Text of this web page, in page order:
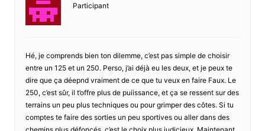
Participant
Hé, je comprends bien ton dilemme, c’est pas simple de choisir
entre un 125 et un 250. Perso, j’ai déjà eu les deux, et je peux te
dire que ça déepnd vraiment de ce que tu veux en faire Faux. Le
250, c’est sûr, il t’offre plus de puiissance, et ça se ressent sur des
terrains un peu plus techniques ou pour grimper des côtes. Si tu
comptes te faire des sorties un peu sportives ou aller dans des